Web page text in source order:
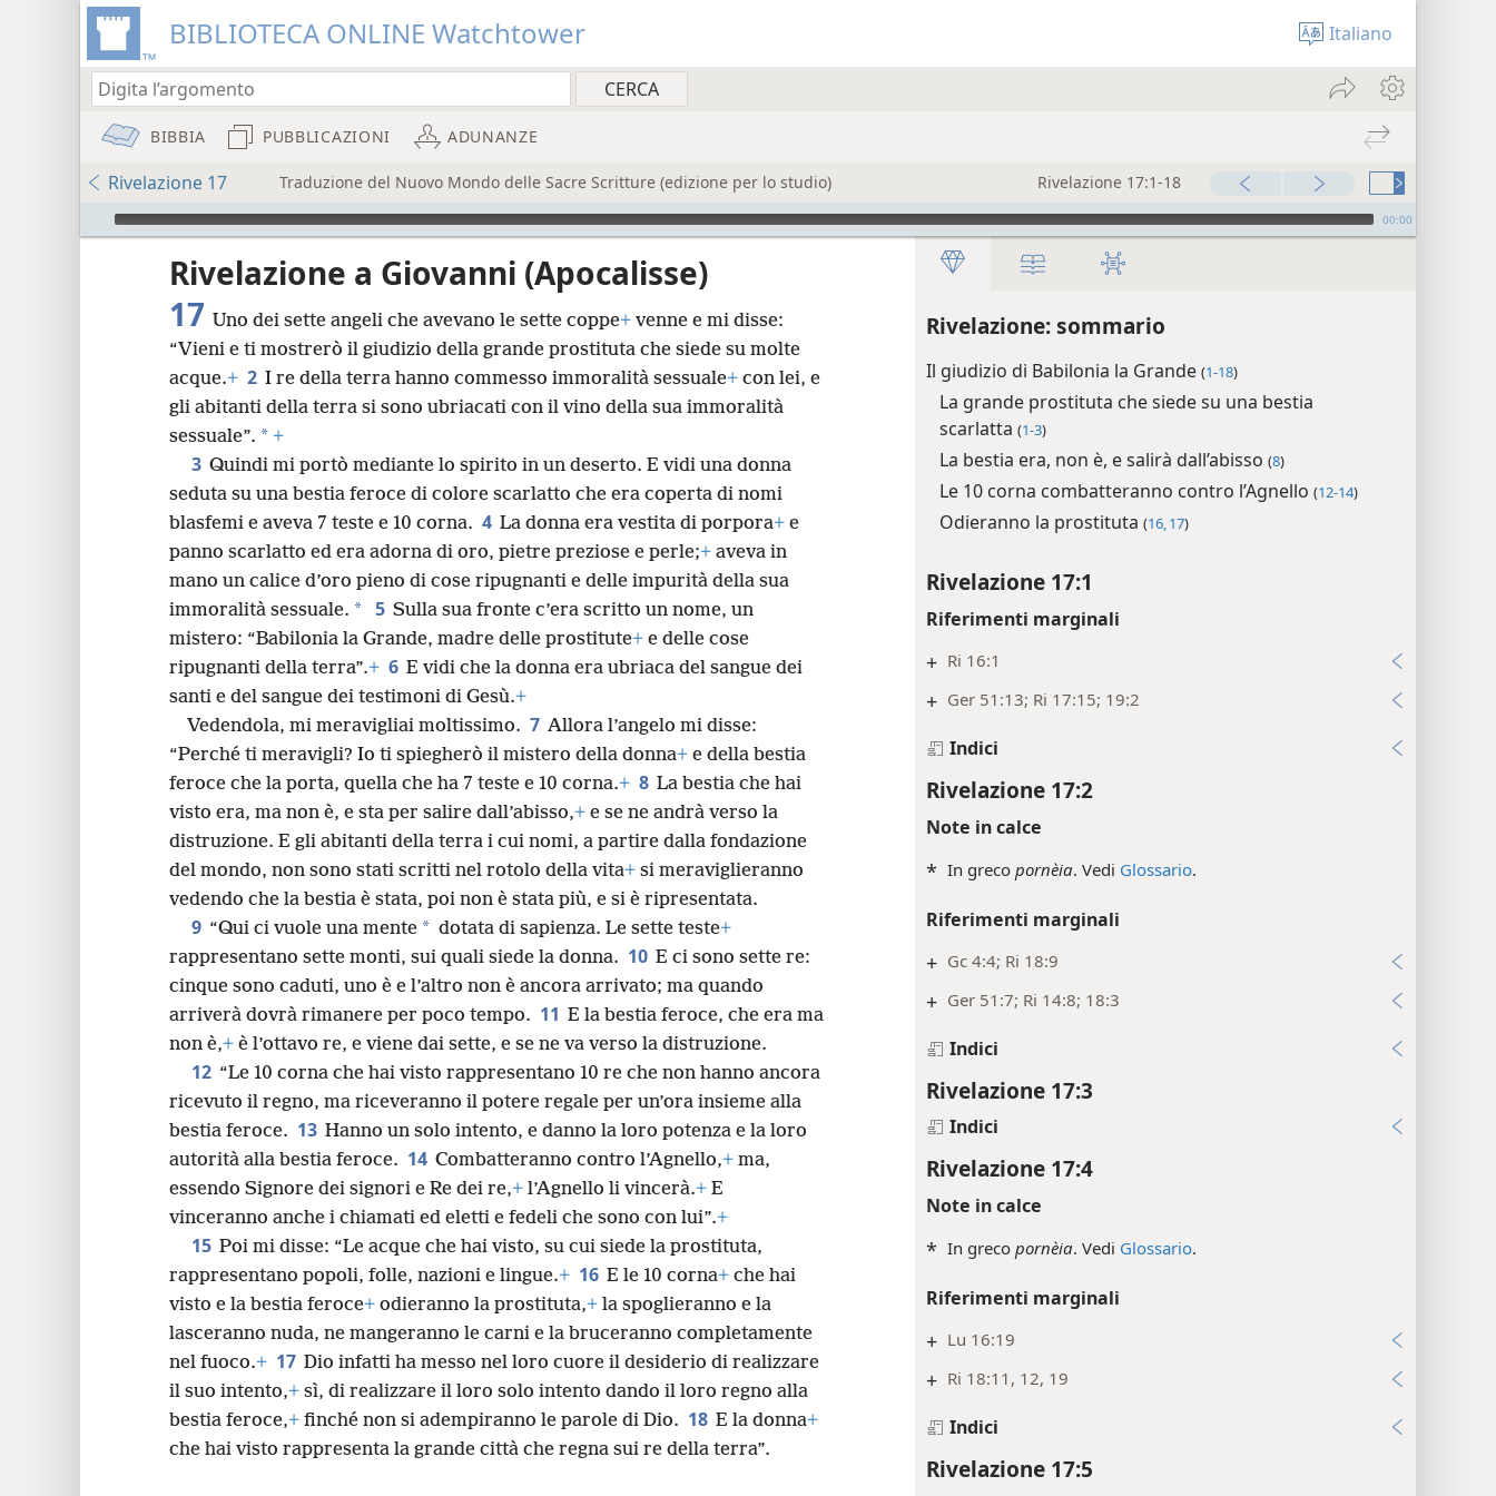
BIBLIOTECA ONLINE Watchtower Italiano
BIBBIA PUBBLICAZIONI ADUNANZE
Rivelazione 17 Traduzione del Nuovo Mondo delle Sacre Scritture (edizione per lo studio) Rivelazione 17:1-18
Audio Player 00:00
Rivelazione: sommario
Il giudizio di Babilonia la Grande (1-18)
La grande prostituta che siede su una bestia
scarlatta (1-3)
La bestia era, non è, e salirà dall’abisso (8)
Le 10 corna combatteranno contro l’Agnello (12-14)
Odieranno la prostituta (16, 17)
Rivelazione 17:1
Riferimenti marginali
+ Ri 16:1
+ Ger 51:13; Ri 17:15; 19:2
Indici
Rivelazione 17:2
Note in calce
* In grecopornèia. Vedi Glossario.
Riferimenti marginali
+ Gc 4:4; Ri 18:9
+ Ger 51:7; Ri 14:8; 18:3
Indici
Rivelazione 17:3
Indici
Rivelazione 17:4
Note in calce
* In grecopornèia. Vedi Glossario.
Riferimenti marginali
+ Lu 16:19
+ Ri 18:11, 12, 19
Indici
Rivelazione 17:5
Rivelazione a Giovanni (Apocalisse)
17 Uno dei sette angeli che avevano le sette coppe+ venne e mi disse:
“Vieni e ti mostrerò il giudizio della grande prostituta che siede su molte
acque.+ 2 I re della terra hanno commesso immoralità sessuale+ con lei, e
gli abitanti della terra si sono ubriacati con il vino della sua immoralità
sessuale”. * +
3 Quindi mi portò mediante lo spirito in un deserto. E vidi una donna
seduta su una bestia feroce di colore scarlatto che era coperta di nomi
blasfemi e aveva 7 teste e 10 corna. 4 La donna era vestita di porpora+ e
panno scarlatto ed era adorna di oro, pietre preziose e perle;+ aveva in
mano un calice d’oro pieno di cose ripugnanti e delle impurità della sua
immoralità sessuale. * 5 Sulla sua fronte c’era scritto un nome, un
mistero: “Babilonia la Grande, madre delle prostitute+ e delle cose
ripugnanti della terra”.+ 6 E vidi che la donna era ubriaca del sangue dei
santi e del sangue dei testimoni di Gesù.+
Vedendola, mi meravigliai moltissimo. 7 Allora l’angelo mi disse:
“Perché ti meravigli? Io ti spiegherò il mistero della donna+ e della bestia
feroce che la porta, quella che ha 7 teste e 10 corna.+ 8 La bestia che hai
visto era, ma non è, e sta per salire dall’abisso,+ e se ne andrà verso la
distruzione. E gli abitanti della terra i cui nomi, a partire dalla fondazione
del mondo, non sono stati scritti nel rotolo della vita+ si meraviglieranno
vedendo che la bestia è stata, poi non è stata più, e si è ripresentata.
9 “Qui ci vuole una mente * dotata di sapienza. Le sette teste+
rappresentano sette monti, sui quali siede la donna. 10 E ci sono sette re:
cinque sono caduti, uno è e l’altro non è ancora arrivato; ma quando
arriverà dovrà rimanere per poco tempo. 11 E la bestia feroce, che era ma
non è,+ è l’ottavo re, e viene dai sette, e se ne va verso la distruzione.
12 “Le 10 corna che hai visto rappresentano 10 re che non hanno ancora
ricevuto il regno, ma riceveranno il potere regale per un’ora insieme alla
bestia feroce. 13 Hanno un solo intento, e danno la loro potenza e la loro
autorità alla bestia feroce. 14 Combatteranno contro l’Agnello,+ ma,
essendo Signore dei signori e Re dei re,+ l’Agnello li vincerà.+ E
vinceranno anche i chiamati ed eletti e fedeli che sono con lui”.+
15 Poi mi disse: “Le acque che hai visto, su cui siede la prostituta,
rappresentano popoli, folle, nazioni e lingue.+ 16 E le 10 corna+ che hai
visto e la bestia feroce+ odieranno la prostituta,+ la spoglieranno e la
lasceranno nuda, ne mangeranno le carni e la bruceranno completamente
nel fuoco.+ 17 Dio infatti ha messo nel loro cuore il desiderio di realizzare
il suo intento,+ sì, di realizzare il loro solo intento dando il loro regno alla
bestia feroce,+ finché non si adempiranno le parole di Dio. 18 E la donna+
che hai visto rappresenta la grande città che regna sui re della terra”.